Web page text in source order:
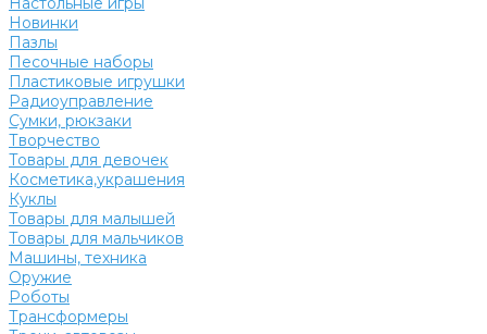
Новинки
Пазлы
Песочные наборы
Пластиковые игрушки
Радиоуправление
Сумки, рюкзаки
Творчество
Товары для девочек
Косметика,украшения
Куклы
Товары для малышей
Товары для мальчиков
Машины, техника
Оружие
Роботы
Трансформеры